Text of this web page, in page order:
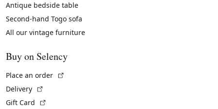
Antique bedside table
Second-hand Togo sofa
All our vintage furniture
Buy on Selency
Place an order
Delivery
Gift Card